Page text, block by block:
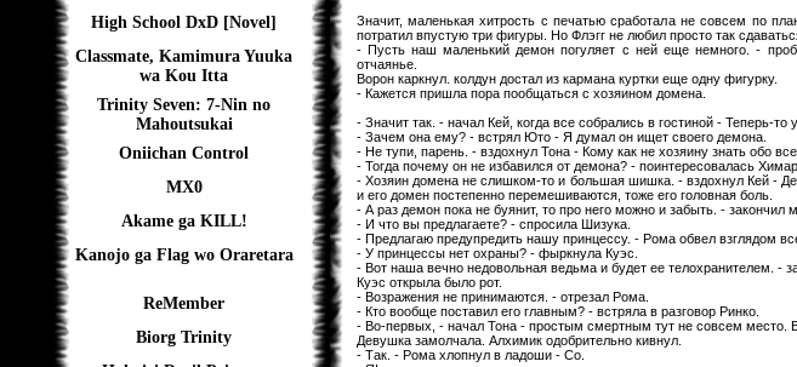
High School DxD [Novel]
Classmate, Kamimura Yuuka
wa Kou Itta
Trinity Seven: 7-Nin no
Mahoutsukai
Oniichan Control
MX0
Akame ga KILL!
Kanojo ga Flag wo Oraretara
ReMember
Biorg Trinity
Значит, маленькая хитрость с печатью сработала не совсем по
потратил впустую три фигуры. Но Флэгг не любил просто так
- Пусть наш маленький демон погуляет с ней еще немного. -
отчаянье.
Ворон каркнул. колдун достал из кармана куртки еще одну фигурку.
- Кажется пришла пора пообщаться с хозяином домена.
- Значит так. - начал Кей, когда все собрались в гостиной - Теперь-
- Зачем она ему? - встрял Юто - Я думал он ищет своего демона.
- Не тупи, парень. - вздохнул Тона - Кому как не хозяину знать обо
- Тогда почему он не избавился от демона? - поинтересовалась
- Хозяин домена не слишком-то и большая шишка. - вздохнул Кей -
и его домен постепенно перемешиваются, тоже его головная боль.
- А раз демон пока не буянит, то про него можно и забыть. - закончил
- И что вы предлагаете? - спросила Шизука.
- Предлагаю предупредить нашу принцессу. - Рома обвел взглядом
- У принцессы нет охраны? - фыркнула Куэс.
- Вот наша вечно недовольная ведьма и будет ее телохранителем. -
Куэс открыла было рот.
- Возражения не принимаются. - отрезал Рома.
- Кто вообще поставил его главным? - встряла в разговор Ринко.
- Во-первых, - начал Тона - простым смертным тут не совсем
Девушка замолчала. Алхимик одобрительно кивнул.
- Так. - Рома хлопнул в ладоши - Со.